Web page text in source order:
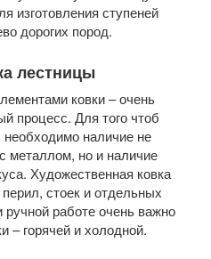
изготовления ступеней
дорогих пород.
лестницы
ковки – очень
процесс. Для того чтоб
необходимо наличие не
металлом, но и наличие
Художественная ковка
стоек и отдельных
работе очень важно
– горячей и холодной.